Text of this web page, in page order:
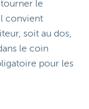
le
convient
soit au dos,
le coin
pour les